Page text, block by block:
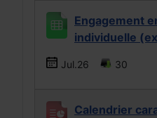
Engagement
individuelle
Jul.26 30
Calendrier